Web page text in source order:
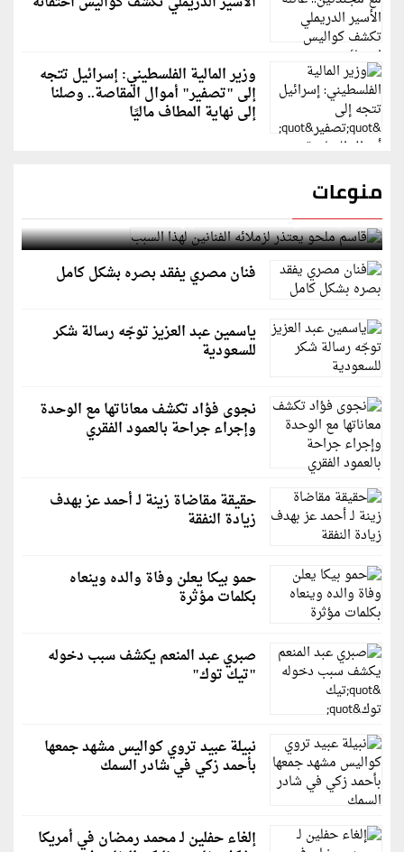
وزير المالية الفلسطيني: إسرائيل تتجه
إلى "تصفير" أموال المقاصة.. وصلنا
إلى نهاية المطاف ماليًا
منوعات
قاسم ملحو يعتذر لزملائه الفنانين لهذا السبب
فنان مصري يفقد بصره بشكل كامل
ياسمين عبد العزيز توجّه رسالة شكر
للسعودية
نجوى فؤاد تكشف معاناتها مع الوحدة
وإجراء جراحة بالعمود الفقري
حقيقة مقاضاة زينة لـ أحمد عز بهدف
زيادة النفقة
حمو بيكا يعلن وفاة والده وينعاه
بكلمات مؤثرة
صبري عبد المنعم يكشف سبب دخوله
"تيك توك"
نبيلة عبيد تروي كواليس مشهد جمعها
بأحمد زكي في شادر السمك
إلغاء حفلين لـ محمد رمضان في أمريكا